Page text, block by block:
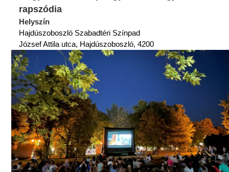
rapszódia
Helyszín
Hajdúszoboszló Szabadtéri Színpad
József Attila utca, Hajdúszoboszló, 4200